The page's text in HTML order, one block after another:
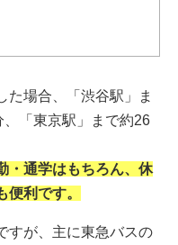
た場合、「渋谷駅」ま
「東京駅」まで約26
・通学はもちろん、休
便利です。
すが、主に東急バスの